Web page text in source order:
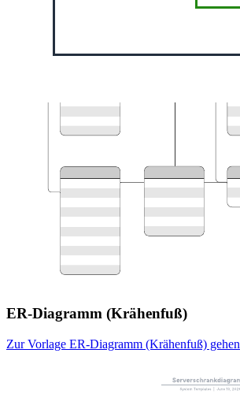
ER-Diagramm (Krähenfuß)
Zur Vorlage ER-Diagramm (Krähenfuß) gehen